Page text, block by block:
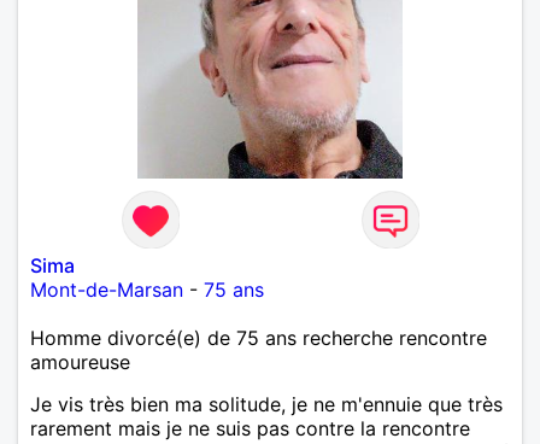
Sima
Mont-de-Marsan - 75 ans
Homme divorcé(e) de 75 ans recherche rencontre
amoureuse
Je vis très bien ma solitude, je ne m'ennuie que très
rarement mais je ne suis pas contre la rencontre